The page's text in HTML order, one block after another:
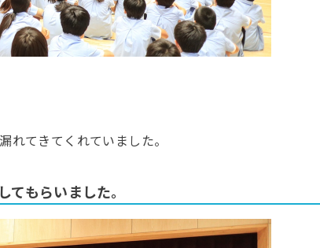
れてきてくれていました。
もらいました。